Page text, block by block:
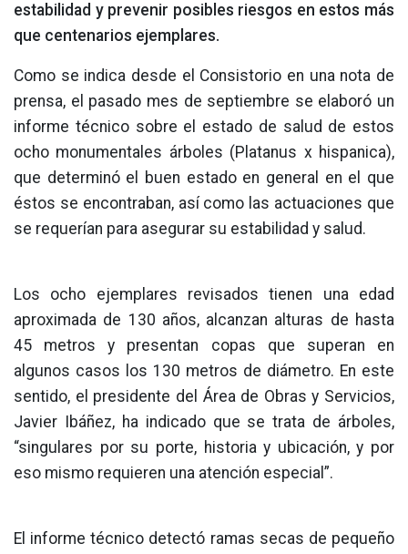
estabilidad y prevenir posibles riesgos en estos más
que centenarios ejemplares.
Como se indica desde el Consistorio en una nota de
prensa, el pasado mes de septiembre se elaboró un
informe técnico sobre el estado de salud de estos
ocho monumentales árboles (Platanus x hispanica),
que determinó el buen estado en general en el que
éstos se encontraban, así como las actuaciones que
se requerían para asegurar su estabilidad y salud.
Los ocho ejemplares revisados tienen una edad
aproximada de 130 años, alcanzan alturas de hasta
45 metros y presentan copas que superan en
algunos casos los 130 metros de diámetro. En este
sentido, el presidente del Área de Obras y Servicios,
Javier Ibáñez, ha indicado que se trata de árboles,
“singulares por su porte, historia y ubicación, y por
eso mismo requieren una atención especial”.
El informe técnico detectó ramas secas de pequeño